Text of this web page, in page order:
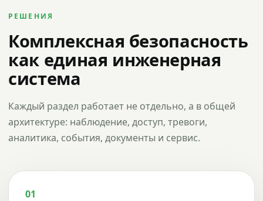
РЕШЕНИЯ
Комплексная безопасность
как единая инженерная
система
Каждый раздел работает не отдельно, а в общей
архитектуре: наблюдение, доступ, тревоги,
аналитика, события, документы и сервис.
01